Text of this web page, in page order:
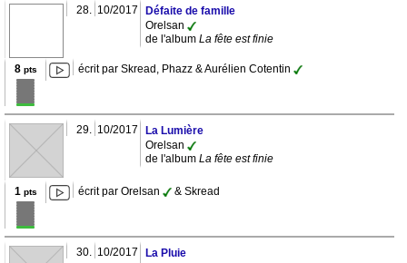
28. 10/2017
Défaite de famille
Orelsan
de l'album La fête est finie
8pts écrit par Skread, Phazz & Aurélien Cotentin
29. 10/2017
La Lumière
Orelsan
de l'album La fête est finie
1 pts écrit par Orelsan & Skread
30. 10/2017
La Pluie